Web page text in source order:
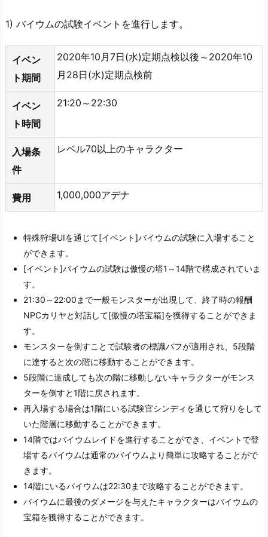
1) バイウムの試験イベントを進行します。
イベン
ト期間
2020年10月7日(水)定期点検以後～2020年10
月28日(水)定期点検前
イベン
ト時間
21:20～22:30
入場条
件
レベル70以上のキャラクター
費用 1,000,000アデナ
特殊狩場UIを通じて[イベント]バイウムの試験に入場すること
ができます。
[イベント]バイウムの試験は傲慢の塔1～14階で構成されていま
す。
21:30～22:00まで一般モンスターが出現して、終了時の報酬
NPCカリヤと対話して[傲慢の塔宝箱]を獲得することができま
す。
モンスターを倒すことで試験者の標識バフが適用され、5段階
に達すると次の階に移動することができます。
5段階に達成しても次の階に移動しないキャラクターがモンス
ターを倒すと1階に戻されます。
再入場する場合は1階にいる試験官シンディを通じて狩りをして
いた階層に移動することができます。
14階ではバイウムレイドを進行することができ、イベントで登
場するバイウムは通常のバイウムより簡単に攻略することがで
きます。
14階にいるバイウムは22:30まで攻略することができます。
バイウムに最後のダメージを与えたキャラクターはバイウムの
宝箱を獲得することができます。